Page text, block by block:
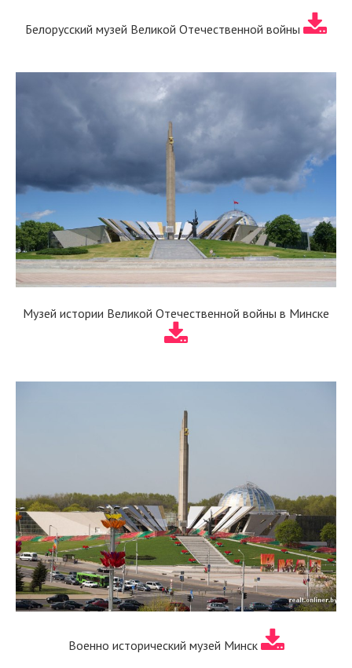
Белорусский музей Великой Отечественной войны
Музей истории Великой Отечественной войны в Минске
Военно исторический музей Минск